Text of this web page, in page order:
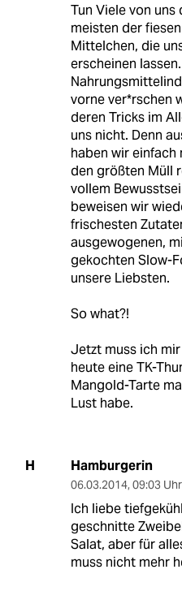
Tun Viele von uns
meisten der
Mittelchen, die
erscheinen
vorne ver*rschen
deren Tricks im
uns nicht. Denn
haben wir einfach
den größten Müll
vollem
beweisen wir
frischesten
ausgewogenen,
gekochten Slow-
unsere Liebsten.
So what?!
Jetzt muss ich
heute eine TK-
Mangold-Tarte
Lust habe.
H Hamburgerin
06.03.2014, 09:03 Uhr
Ich liebe
geschnitte
Salat, aber für
muss nicht mehr